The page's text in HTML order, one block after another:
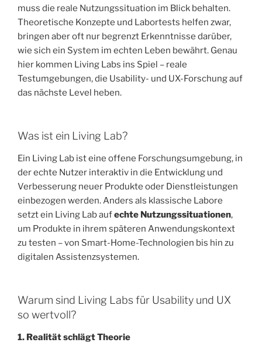
muss die reale Nutzungssituation im Blick behalten.
Theoretische Konzepte und Labortests helfen zwar,
bringen aber oft nur begrenzt Erkenntnisse darüber,
wie sich ein System im echten Leben bewährt. Genau
hier kommen Living Labs ins Spiel – reale
Testumgebungen, die Usability- und UX-Forschung auf
das nächste Level heben.
Was ist ein Living Lab?
Ein Living Lab ist eine offene Forschungsumgebung, in
der echte Nutzer interaktiv in die Entwicklung und
Verbesserung neuer Produkte oder Dienstleistungen
einbezogen werden. Anders als klassische Labore
setzt ein Living Lab aufechte Nutzungssituationen,
um Produkte in ihrem späteren Anwendungskontext
zu testen – von Smart-Home-Technologien bis hin zu
digitalen Assistenzsystemen.
Warum sind Living Labs für Usability und UX
so wertvoll?
1. Realität schlägt Theorie